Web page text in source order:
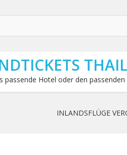
passende Hotel oder den passenden
INLANDSFLÜGE